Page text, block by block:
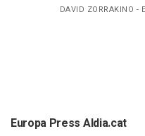
DAVID ZORRAKINO -
Europa Press Aldia.cat